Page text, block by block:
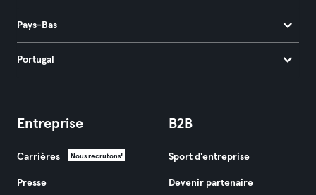
Pays-Bas
Portugal
Entreprise
Carrières Nous recrutons!
Presse
B2B
Sport d'entreprise
Devenir partenaire